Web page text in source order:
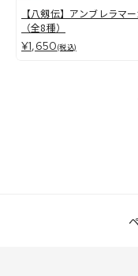
【八剱伝】アンブレラマ
（全8種）
¥1,650(税込)